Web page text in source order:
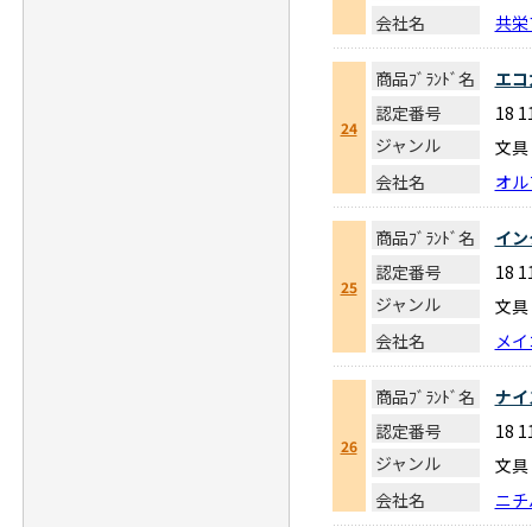
会社名
共
24
商品ﾌﾞﾗﾝﾄﾞ名
エ
認定番号
18
ジャンル
文
会社名
オ
25
商品ﾌﾞﾗﾝﾄﾞ名
イ
認定番号
18
ジャンル
文
会社名
メ
26
商品ﾌﾞﾗﾝﾄﾞ名
ナ
認定番号
18
ジャンル
文
会社名
ニ